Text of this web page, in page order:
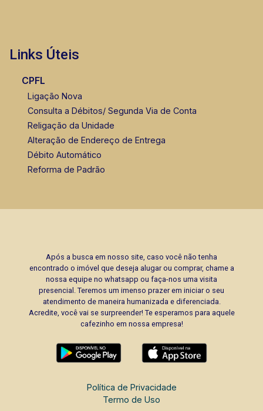
Links Úteis
CPFL
Ligação Nova
Consulta a Débitos/ Segunda Via de Conta
Religação da Unidade
Alteração de Endereço de Entrega
Débito Automático
Reforma de Padrão
Após a busca em nosso site, caso você não tenha
encontrado o imóvel que deseja alugar ou comprar, chame a
nossa equipe no whatsapp ou faça-nos uma visita
presencial. Teremos um imenso prazer em iniciar o seu
atendimento de maneira humanizada e diferenciada.
Acredite, você vai se surpreender! Te esperamos para aquele
cafezinho em nossa empresa!
Política de Privacidade
Termo de Uso